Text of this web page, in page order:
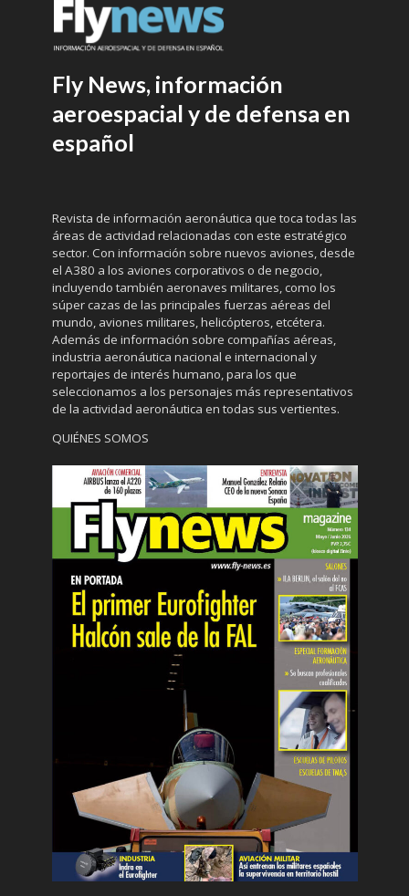
Fly News, información
aeroespacial y de defensa en
español
Revista de información aeronáutica que toca todas las
áreas de actividad relacionadas con este estratégico
sector. Con información sobre nuevos aviones, desde
el A380 a los aviones corporativos o de negocio,
incluyendo también aeronaves militares, como los
súper cazas de las principales fuerzas aéreas del
mundo, aviones militares, helicópteros, etcétera.
Además de información sobre compañías aéreas,
industria aeronáutica nacional e internacional y
reportajes de interés humano, para los que
seleccionamos a los personajes más representativos
de la actividad aeronáutica en todas sus vertientes.
QUIÉNES SOMOS